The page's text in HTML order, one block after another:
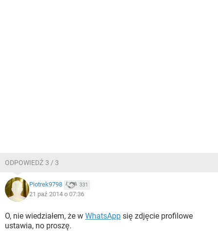
ODPOWIEDŹ 3 / 3
Piotrek9798 331
21 paź 2014 o 07:36
O, nie wiedziałem, że w WhatsApp się zdjęcie profilowe
ustawia, no proszę.